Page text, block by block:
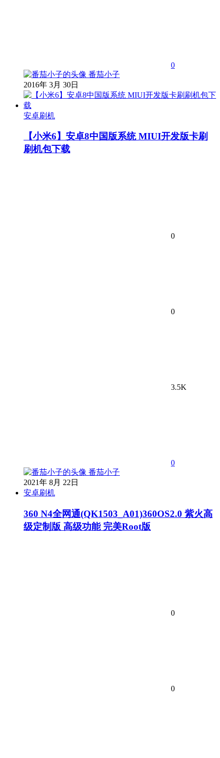
0
番茄小子
2016年 3月 30日
安卓刷机
【小米6】安卓8中国版系统 MIUI开发版卡刷
刷机包下载
0
0
3.5K
0
番茄小子
2021年 8月 22日
安卓刷机
360 N4全网通(QK1503_A01)360OS2.0 紫火高
级定制版 高级功能 完美Root版
0
0